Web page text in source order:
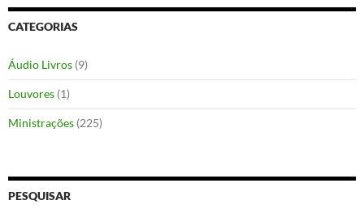
CATEGORIAS
Áudio Livros (9)
Louvores (1)
Ministrações (225)
PESQUISAR